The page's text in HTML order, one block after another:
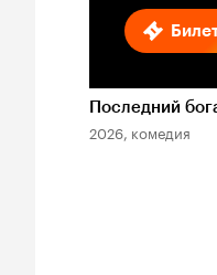
Последний
2026, комедия